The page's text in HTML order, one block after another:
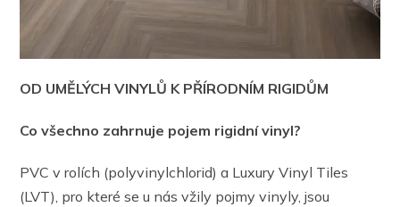
OD UMĚLÝCH VINYLŮ K PŘÍRODNÍM RIGIDŮM
Co všechno zahrnuje pojem rigidní vinyl?
PVC v rolích (polyvinylchlorid) a Luxury Vinyl Tiles
(LVT), pro které se u nás vžily pojmy vinyly, jsou